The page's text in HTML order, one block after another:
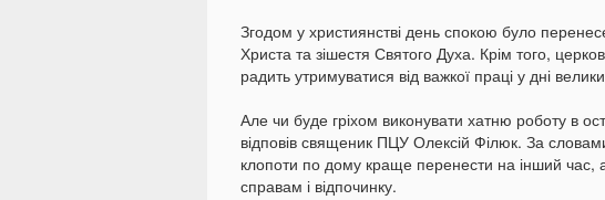
Згодом у християнстві день спокою було
Христа та зішестя Святого Духа. Крім того,
радить утримуватися від важкої праці у дні
Але чи буде гріхом виконувати хатню роботу в
відповів священик ПЦУ Олексій Філюк. За
клопоти по дому краще перенести на інший час,
справам і відпочинку.